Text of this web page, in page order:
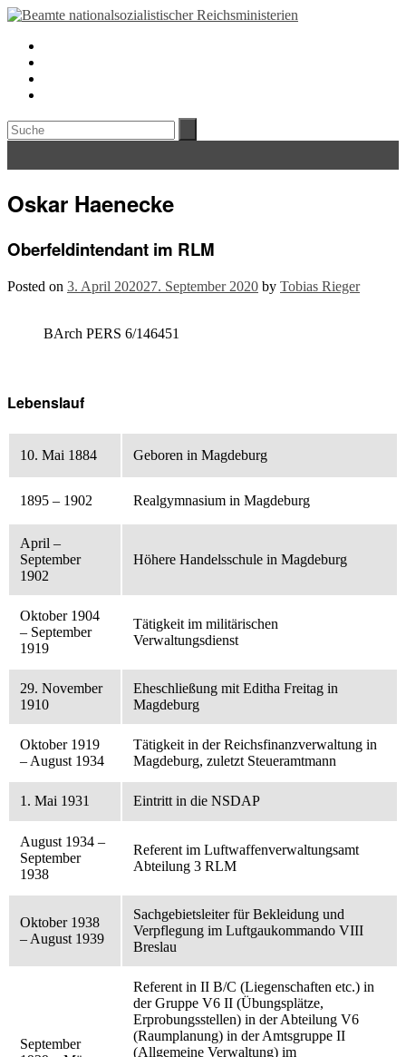
Oskar Haenecke
Oberfeldintendant im RLM
Posted on 3. April 202027. September 2020 by Tobias Rieger
BArch PERS 6/146451
Lebenslauf
10. Mai 1884 Geboren in Magdeburg
1895 – 1902 Realgymnasium in Magdeburg
April –
September
1902
Höhere Handelsschule in Magdeburg
Oktober 1904
– September
1919
Tätigkeit im militärischen
Verwaltungsdienst
29. November
1910
Eheschließung mit Editha Freitag in
Magdeburg
Oktober 1919
– August 1934
Tätigkeit in der Reichsfinanzverwaltung in
Magdeburg, zuletzt Steueramtmann
1. Mai 1931 Eintritt in die NSDAP
August 1934 –
September
1938
Referent im Luftwaffenverwaltungsamt
Abteilung 3 RLM
Oktober 1938
– August 1939
Sachgebietsleiter für Bekleidung und
Verpflegung im Luftgaukommando VIII
Breslau
September
Referent in II B/C (Liegenschaften etc.) in
der Gruppe V6 II (Übungsplätze,
Erprobungsstellen) in der Abteilung V6
(Raumplanung) in der Amtsgruppe II
(Allgemeine Verwaltung) im